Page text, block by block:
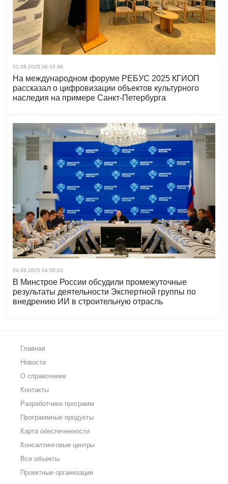
21.08.2025 06:10:48
На международном форуме РЕБУС 2025 КГИОП
рассказал о цифровизации объектов культурного
наследия на примере Санкт‑Петербурга
04.08.2025 04:50:03
В Минстрое России обсудили промежуточные
результаты деятельности Экспертной группы по
внедрению ИИ в строительную отрасль
Главная
Новости
О справочнике
Контакты
Разработчики программ
Программные продукты
Карта обеспеченности
Консалтинговые центры
Все объекты
Проектные организации